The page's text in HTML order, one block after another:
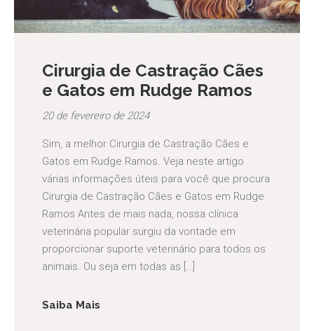
Cirurgia de Castração Cães
e Gatos em Rudge Ramos
20 de fevereiro de 2024
Sim, a melhor Cirurgia de Castração Cães e
Gatos em Rudge Ramos. Veja neste artigo
várias informações úteis para você que procura
Cirurgia de Castração Cães e Gatos em Rudge
Ramos Antes de mais nada, nossa clínica
veterinária popular surgiu da vontade em
proporcionar suporte veterinário para todos os
animais. Ou seja em todas as […]
Saiba Mais